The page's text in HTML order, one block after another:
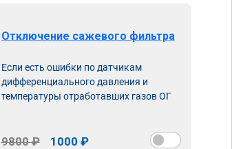
Отключение сажевого фильтра
Если есть ошибки по датчикам
дифференциального давления и
температуры отработавших газов ОГ
9800 ₽ 1000 ₽